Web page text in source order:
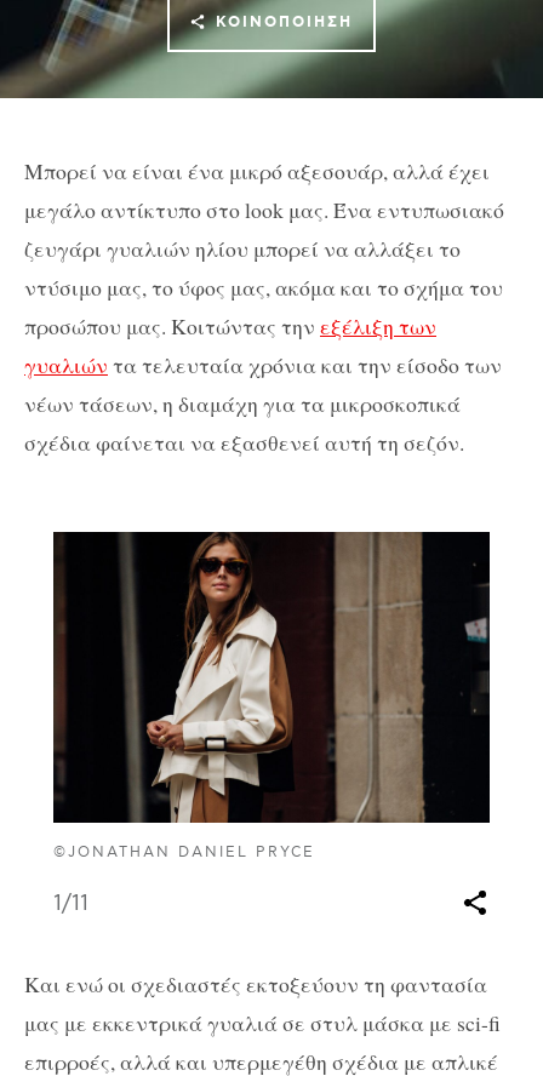
ΚΟΙΝΟΠΟΊΗΣΗ
Μπορεί να είναι ένα μικρό αξεσουάρ, αλλά έχει
μεγάλο αντίκτυπο στο look μας. Ένα εντυπωσιακό
ζευγάρι γυαλιών ηλίου μπορεί να αλλάξει το
ντύσιμο μας, το ύφος μας, ακόμα και το σχήμα του
προσώπου μας. Κοιτώντας την εξέλιξη των
γυαλιών τα τελευταία χρόνια και την είσοδο των
νέων τάσεων, η διαμάχη για τα μικροσκοπικά
σχέδια φαίνεται να εξασθενεί αυτή τη σεζόν.
©JONATHAN DANIEL PRYCE
1/11
Και ενώ οι σχεδιαστές εκτοξεύουν τη φαντασία
μας με εκκεντρικά γυαλιά σε στυλ μάσκα με sci-fi
επιρροές, αλλά και υπερμεγέθη σχέδια με απλικέ